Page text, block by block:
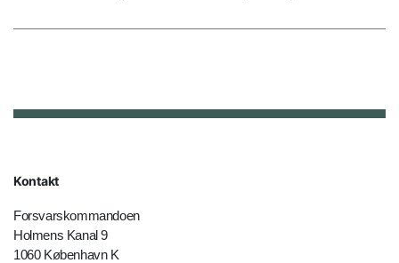
Kontakt
Forsvarskommandoen
Holmens Kanal 9
1060 København K